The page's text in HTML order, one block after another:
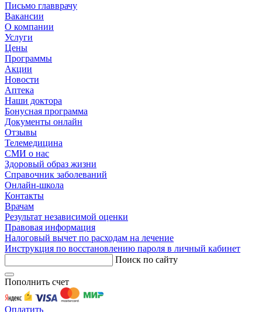
Письмо главврачу
Вакансии
О компании
Услуги
Цены
Программы
Акции
Новости
Аптека
Наши доктора
Бонусная программа
Документы онлайн
Отзывы
Телемедицина
СМИ о нас
Здоровый образ жизни
Справочник заболеваний
Онлайн-школа
Контакты
Врачам
Результат независимой оценки
Правовая информация
Налоговый вычет по расходам на лечение
Инструкция по восстановлению пароля в личный кабинет
Поиск по сайту
Пополнить счет
Оплатить